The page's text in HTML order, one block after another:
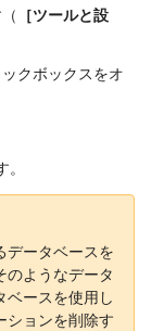
［ツールと設
クボックスをオ
。
データベースを
のようなデータ
ベースを使用し
ションを削除す